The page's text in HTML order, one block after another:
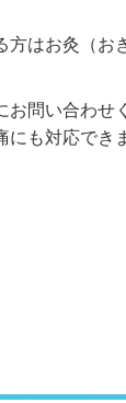
方はお灸（
問い合わせ
も対応でき